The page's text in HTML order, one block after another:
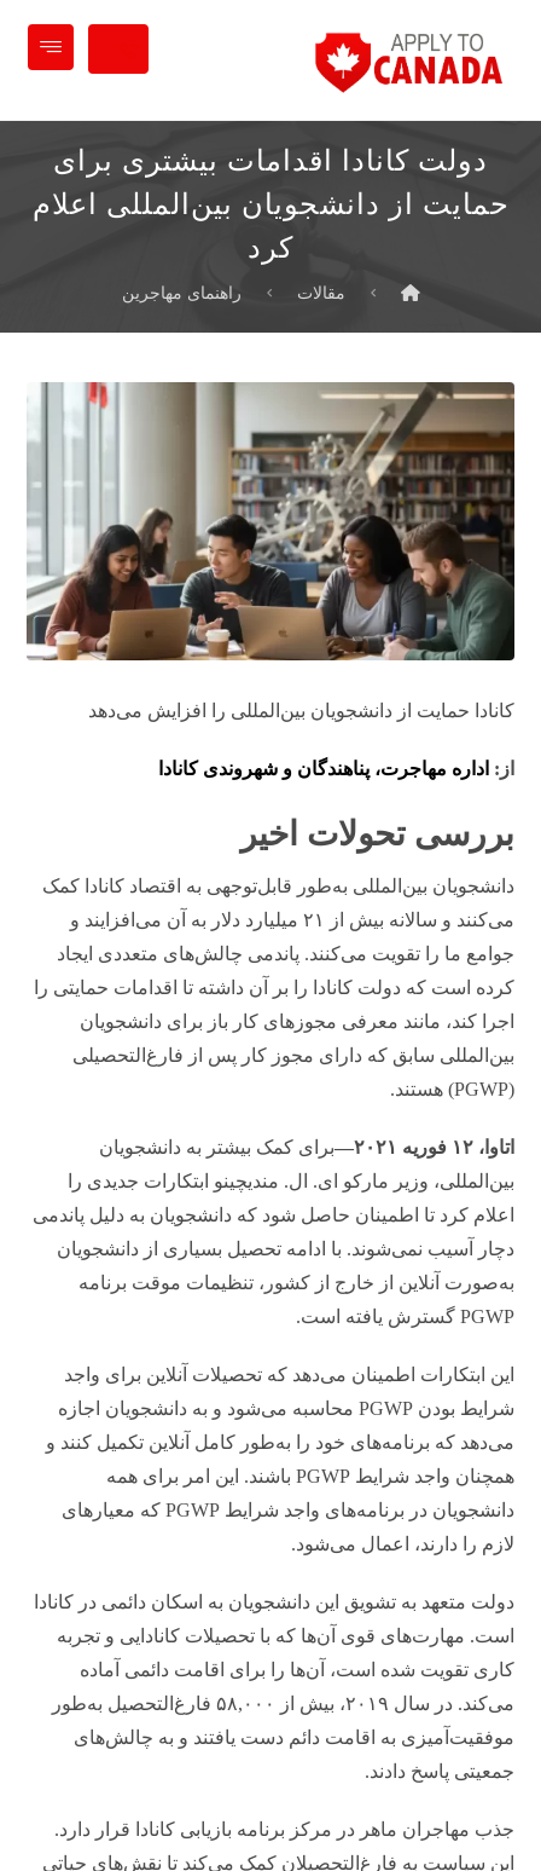
دولت کانادا اقدامات بیشتری برای
حمایت از دانشجویان بین‌المللی اعلام
کرد
مقالات راهنمای مهاجرین
کانادا حمایت از دانشجویان بین‌المللی را افزایش می‌دهد
از: اداره مهاجرت، پناهندگان و شهروندی کانادا
بررسی تحولات اخیر
دانشجویان بین‌المللی به‌طور قابل‌توجهی به اقتصاد کانادا کمک
می‌کنند و سالانه بیش از ۲۱ میلیارد دلار به آن می‌افزایند و
جوامع ما را تقویت می‌کنند. پاندمی چالش‌های متعددی ایجاد
کرده است که دولت کانادا را بر آن داشته تا اقدامات حمایتی را
اجرا کند، مانند معرفی مجوزهای کار باز برای دانشجویان
بین‌المللی سابق که دارای مجوز کار پس از فارغ‌التحصیلی
(PGWP) هستند.
اتاوا، ۱۲ فوریه ۲۰۲۱—
برای کمک بیشتر به دانشجویان
بین‌المللی، وزیر مارکو ای. ال. مندیچینو ابتکارات جدیدی را
اعلام کرد تا اطمینان حاصل شود که دانشجویان به دلیل پاندمی
دچار آسیب نمی‌شوند. با ادامه تحصیل بسیاری از دانشجویان
به‌صورت آنلاین از خارج از کشور، تنظیمات موقت برنامه
PGWP گسترش یافته است.
این ابتکارات اطمینان می‌دهد که تحصیلات آنلاین برای واجد
شرایط بودن PGWP محاسبه می‌شود و به دانشجویان اجازه
می‌دهد که برنامه‌های خود را به‌طور کامل آنلاین تکمیل کنند و
همچنان واجد شرایط PGWP باشند. این امر برای همه
دانشجویان در برنامه‌های واجد شرایط PGWP که معیارهای
لازم را دارند، اعمال می‌شود.
دولت متعهد به تشویق این دانشجویان به اسکان دائمی در کانادا
است. مهارت‌های قوی آن‌ها که با تحصیلات کانادایی و تجربه
کاری تقویت شده است، آن‌ها را برای اقامت دائمی آماده
می‌کند. در سال ۲۰۱۹، بیش از ۵۸,۰۰۰ فارغ‌التحصیل به‌طور
موفقیت‌آمیزی به اقامت دائم دست یافتند و به چالش‌های
جمعیتی پاسخ دادند.
جذب مهاجران ماهر در مرکز برنامه بازیابی کانادا قرار دارد.
این سیاست به فارغ‌التحصیلان کمک می‌کند تا نقش‌های حیاتی